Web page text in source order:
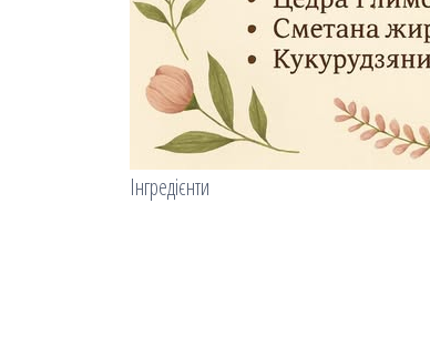
Інгредієнти